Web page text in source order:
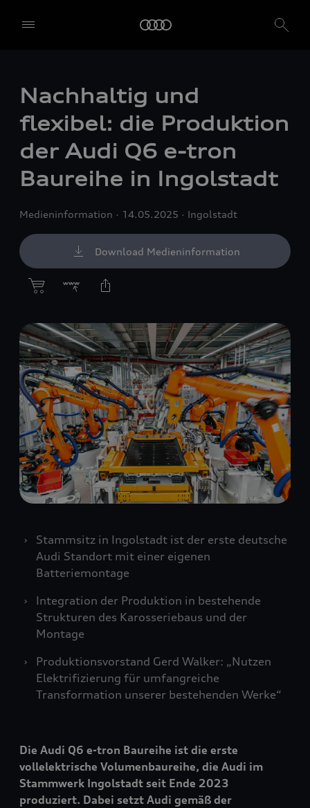
Nachhaltig und
flexibel: die Produktion
der Audi Q6 e-tron
Baureihe in Ingolstadt
Medieninformation 14.05.2025 Ingolstadt
Download Medieninformation
Stammsitz in Ingolstadt ist der erste deutsche
Audi Standort mit einer eigenen
Batteriemontage
Integration der Produktion in bestehende
Strukturen des Karosseriebaus und der
Montage
Produktionsvorstand Gerd Walker: „Nutzen
Elektrifizierung für umfangreiche
Transformation unserer bestehenden Werke“
Die Audi Q6 e-tron Baureihe ist die erste
vollelektrische Volumenbaureihe, die Audi im
Stammwerk Ingolstadt seit Ende 2023
produziert. Dabei setzt Audi gemäß der